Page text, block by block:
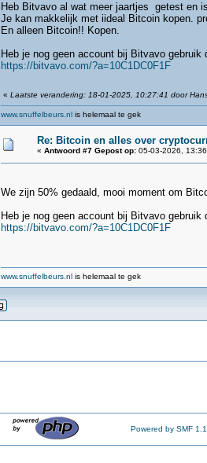
Heb Bitvavo al wat meer jaartjes getest en
Je kan makkelijk met iideal Bitcoin kopen.
En alleen Bitcoin!! Kopen.
Heb je nog geen account bij Bitvavo
https://bitvavo.com/?a=10C1DC0F1F
« Laatste verandering: 18-01-2025, 10:27:41 door
www.snuffelbeurs.nlis helemaal te gek
Re: Bitcoin en alles over
« Antwoord #7 Gepost op:05-03-2026,
We zijn 50% gedaald, mooi moment om
Heb je nog geen account bij Bitvavo
https://bitvavo.com/?a=10C1DC0F1F
www.snuffelbeurs.nlis helemaal te gek
Powered by SMF